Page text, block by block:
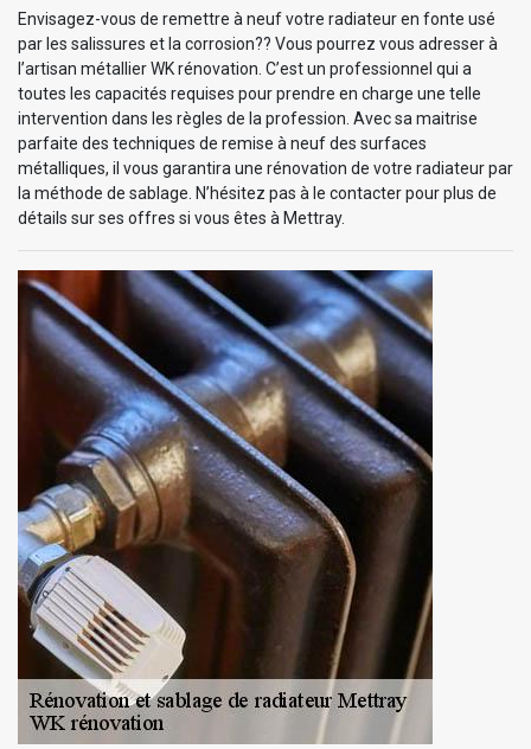
Envisagez-vous de remettre à neuf votre radiateur en fonte usé
par les salissures et la corrosion?? Vous pourrez vous adresser à
l’artisan métallier WK rénovation. C’est un professionnel qui a
toutes les capacités requises pour prendre en charge une telle
intervention dans les règles de la profession. Avec sa maitrise
parfaite des techniques de remise à neuf des surfaces
métalliques, il vous garantira une rénovation de votre radiateur par
la méthode de sablage. N’hésitez pas à le contacter pour plus de
détails sur ses offres si vous êtes à Mettray.